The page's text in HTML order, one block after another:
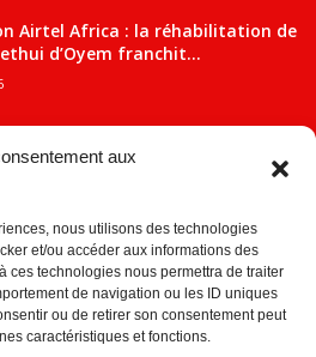
aux
nous utilisons des technologies
et/ou accéder aux informations des
ces technologies nous permettra de traiter
de navigation ou les ID uniques
ou de retirer son consentement peut
caractéristiques et fonctions.
Airtel Africa : la réhabilitation de
d’Oyem franchit...
2091
1840